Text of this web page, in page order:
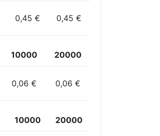
0,45 € 0,45 €
10000 20000
0,06 € 0,06 €
10000 20000